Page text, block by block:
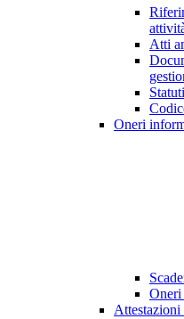
Atti
Oneri
Oneri